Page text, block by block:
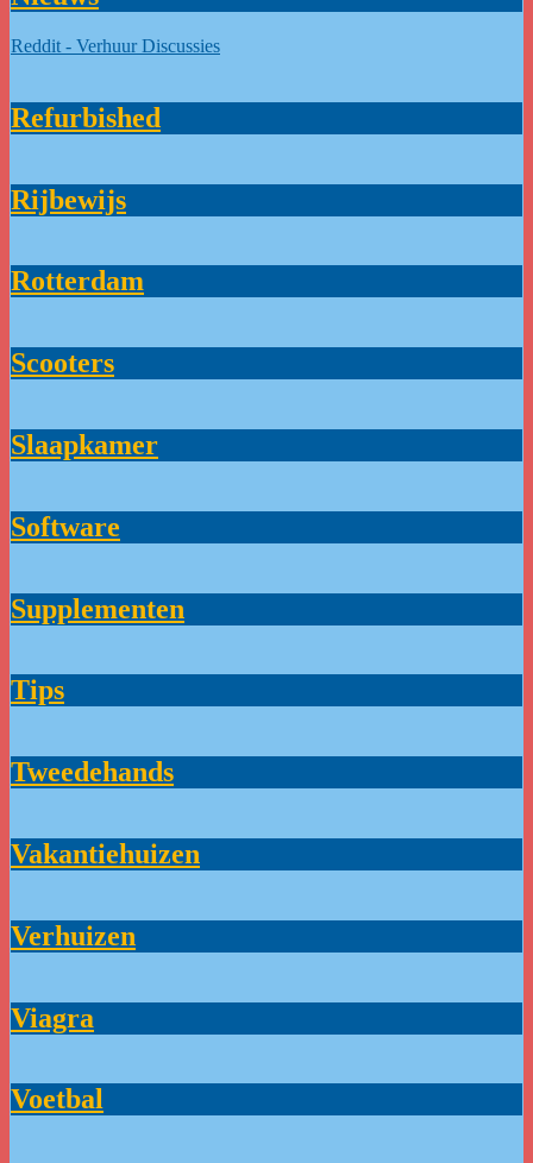
Reddit - Verhuur Discussies
Refurbished
Rijbewijs
Rotterdam
Scooters
Slaapkamer
Software
Supplementen
Tips
Tweedehands
Vakantiehuizen
Verhuizen
Viagra
Voetbal